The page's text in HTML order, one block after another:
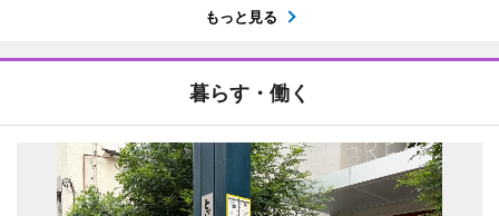
もっと見る
暮らす・働く